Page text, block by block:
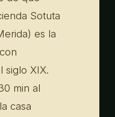
Sotuta
es la
siglo XIX.
min al
casa